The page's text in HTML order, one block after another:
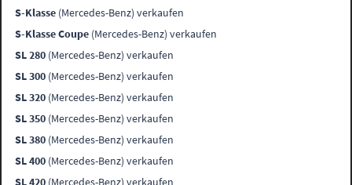
S-Klasse (Mercedes-Benz) verkaufen
S-Klasse Coupe (Mercedes-Benz) verkaufen
SL 280 (Mercedes-Benz) verkaufen
SL 300 (Mercedes-Benz) verkaufen
SL 320 (Mercedes-Benz) verkaufen
SL 350 (Mercedes-Benz) verkaufen
SL 380 (Mercedes-Benz) verkaufen
SL 400 (Mercedes-Benz) verkaufen
SL 420 (Mercedes-Benz) verkaufen